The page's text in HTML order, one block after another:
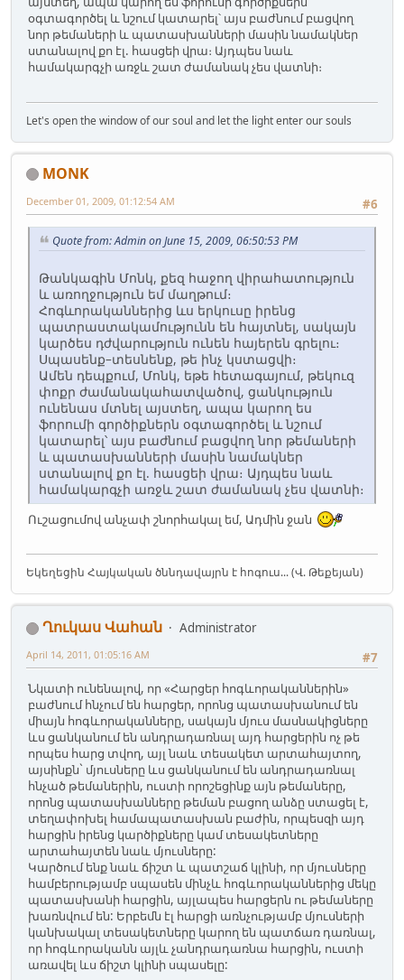
օգտագործել և նշում կատարել՝ այս բաժնում բացվող
նոր թեմաների և պատասխանների մասին նամակներ
ստանալով քո էլ. հասցեի վրա։ Այդպես նաև
համակարգչի առջև շատ ժամանակ չես վատնի։
Let's open the window of our soul and let the light enter our souls
MONK
#6
December 01, 2009, 01:12:54 AM
Quote from: Admin on June 15, 2009, 06:50:53 PM
Թանկագին Մոնկ, քեզ հաջող վիրահատություն
և առողջություն եմ մաղթում։
Հոգևորականներից ևս երկուսը իրենց
պատրաստակամությունն են հայտնել, սակայն
կարծես դժվարություն ունեն հայերեն գրելու։
Սպասենք–տեսնենք, թե ինչ կստացվի։
Ամեն դեպքում, Մոնկ, եթե հետագայում, թեկուզ
փոքր ժամանակահատվածով, ցանկություն
ունենաս մտնել այստեղ, ապա կարող ես
ֆորումի գործիքներն օգտագործել և նշում
կատարել՝ այս բաժնում բացվող նոր թեմաների
և պատասխանների մասին նամակներ
ստանալով քո էլ. հասցեի վրա։ Այդպես նաև
համակարգչի առջև շատ ժամանակ չես վատնի։
Ուշացումով անչափ շնորհակալ եմ, Ադմին ջան
Եկեղեցին Հայկական ծննդավայրն է հոգուս... (Վ. Թեքեյան)
Ղուկաս Վահան
Administrator
#7
April 14, 2011, 01:05:16 AM
Նկատի ունենալով, որ «Հարցեր հոգևորականներին»
բաժնում հնչում են հարցեր, որոնց պատասխանում են
միայն հոգևորականները, սակայն մյուս մասնակիցները
ևս ցանկանում են անդրադառնալ այդ հարցերին ոչ թե
որպես հարց տվող, այլ նաև տեսակետ արտահայտող,
այսինքն` մյուսները ևս ցանկանում են անդրադառնալ
հնչած թեմաներին, ուստի որոշեցինք այն թեմաները,
որոնց պատասխանները թեման բացող անձը ստացել է,
տեղափոխել համապատասխան բաժին, որպեսզի այդ
հարցին իրենց կարծիքները կամ տեսակետները
արտահայտեն նաև մյուսները:
Կարծում ենք նաև ճիշտ և պատշաճ կլինի, որ մյուսները
համբերությամբ սպասեն մինչև հոգևորականներից մեկը
պատասխանի հարցին, այլապես հարցերն ու թեմաները
խառնվում են: Երբեմն էլ հարցի առնչությամբ մյուսների
կանխակալ տեսակետները կարող են պատճառ դառնալ,
որ հոգևորականն այլև չանդրադառնա հարցին, ուստի
առավել ևս ճիշտ կլինի սպասելը: